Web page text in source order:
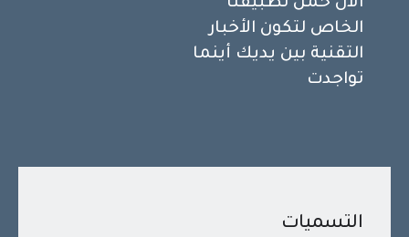
الآن حمّل تطبيقنا
الخاص لتكون الأخبار
التقنية بين يديك أينما
تواجدت
التسميات